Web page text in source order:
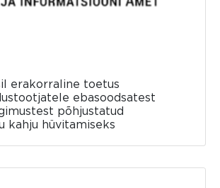
erakorraline toetus
ebasoodsatest
põhjustatud
kahju hüvitamiseks